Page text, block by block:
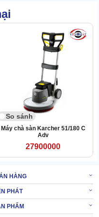
hiện quá thường xuyên
cố chắc chắn. Có khả năng
So sánh
Máy chà sàn Karcher 51/180 C
Adv
27900000
HÀNG
PHÁT
PHẨM